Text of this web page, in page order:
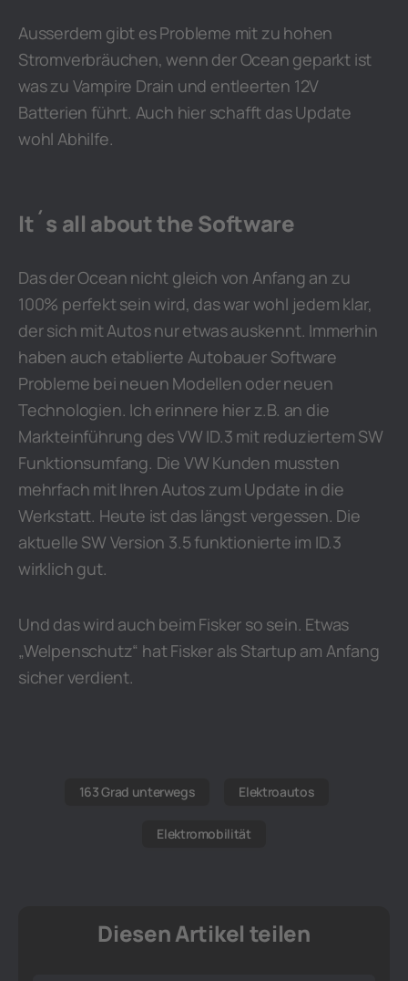
Ausserdem gibt es Probleme mit zu hohen
Stromverbräuchen, wenn der Ocean geparkt ist
was zu Vampire Drain und entleerten 12V
Batterien führt. Auch hier schafft das Update
wohl Abhilfe.
It´s all about the Software
Das der Ocean nicht gleich von Anfang an zu
100% perfekt sein wird, das war wohl jedem klar,
der sich mit Autos nur etwas auskennt. Immerhin
haben auch etablierte Autobauer Software
Probleme bei neuen Modellen oder neuen
Technologien. Ich erinnere hier z.B. an die
Markteinführung des VW ID.3 mit reduziertem SW
Funktionsumfang. Die VW Kunden mussten
mehrfach mit Ihren Autos zum Update in die
Werkstatt. Heute ist das längst vergessen. Die
aktuelle SW Version 3.5 funktionierte im ID.3
wirklich gut.
Und das wird auch beim Fisker so sein. Etwas
„Welpenschutz“ hat Fisker als Startup am Anfang
sicher verdient.
163 Grad unterwegs Elektroautos
Elektromobilität
Diesen Artikel teilen